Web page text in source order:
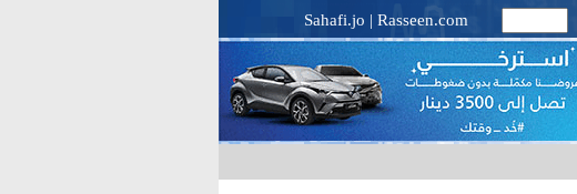
Sahafi.jo | Rasseen.com